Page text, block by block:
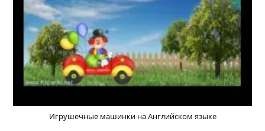
Игрушечные машинки на Английском языке